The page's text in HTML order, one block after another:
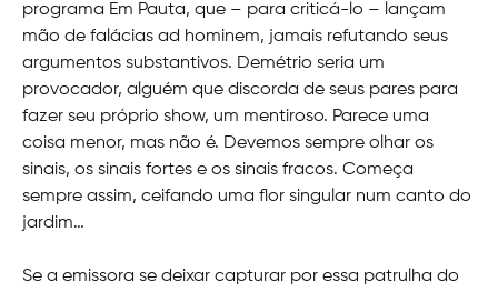
programa Em Pauta, que – para criticá-lo – lançam
mão de falácias ad hominem, jamais refutando seus
argumentos substantivos. Demétrio seria um
provocador, alguém que discorda de seus pares para
fazer seu próprio show, um mentiroso. Parece uma
coisa menor, mas não é. Devemos sempre olhar os
sinais, os sinais fortes e os sinais fracos. Começa
sempre assim, ceifando uma flor singular num canto do
jardim…
Se a emissora se deixar capturar por essa patrulha do